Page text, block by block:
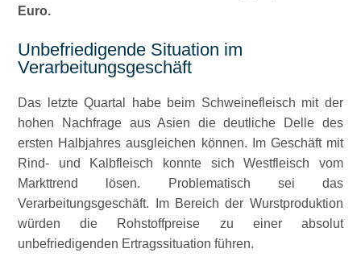
Euro.
Unbefriedigende Situation im
Verarbeitungsgeschäft
Das letzte Quartal habe beim Schweinefleisch mit der
hohen Nachfrage aus Asien die deutliche Delle des
ersten Halbjahres ausgleichen können. Im Geschäft mit
Rind- und Kalbfleisch konnte sich Westfleisch vom
Markttrend lösen. Problematisch sei das
Verarbeitungsgeschäft. Im Bereich der Wurstproduktion
würden die Rohstoffpreise zu einer absolut
unbefriedigenden Ertragssituation führen.